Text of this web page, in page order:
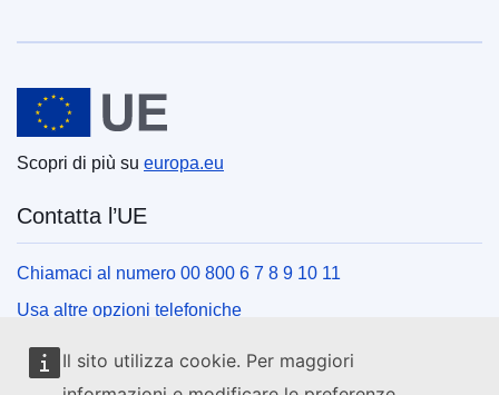
Il sito utilizza cookie. Per maggiori
Unione europea
Scopri di più su europa.eu
Contatta l’UE
Chiamaci al numero 00 800 6 7 8 9 10 11
Usa altre opzioni telefoniche
Scrivici usando l’apposito modulo
Incontraci presso uno dei centri dell’UE